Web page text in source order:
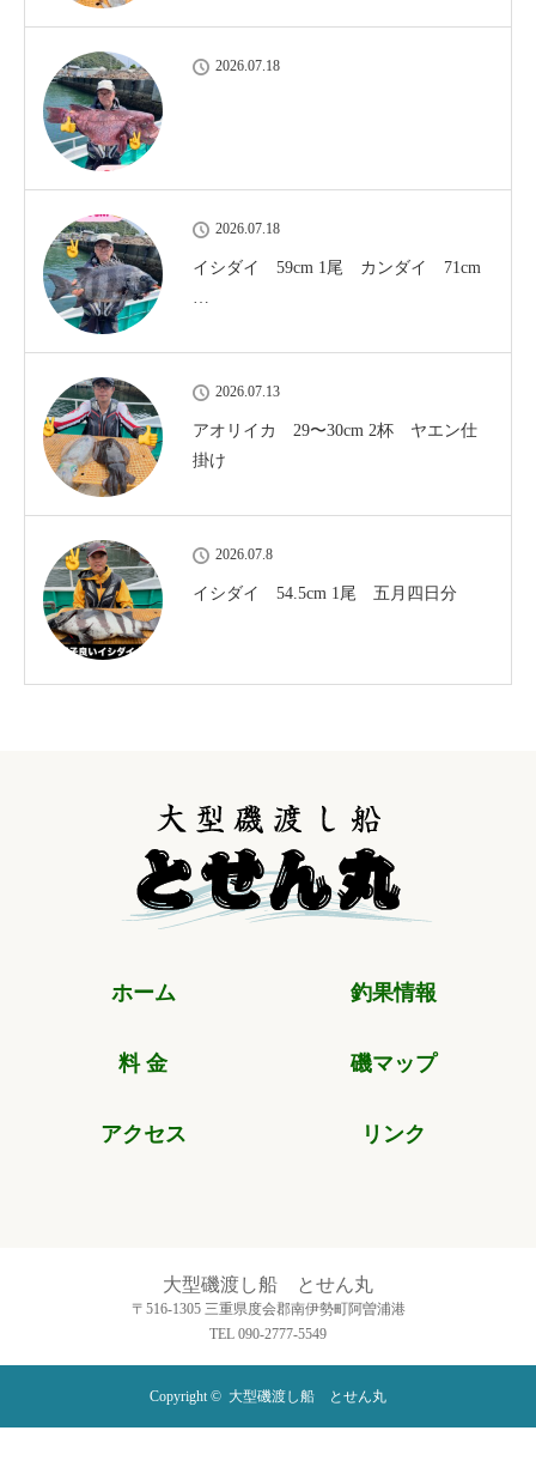
2026.07.18
2026.07.18
イシダイ 59cm 1尾 カンダイ 71cm
…
2026.07.13
アオリイカ 29〜30cm 2杯 ヤエン仕
掛け
2026.07.8
イシダイ 54.5cm 1尾 五月四日分
ホーム 釣果情報
料 金 磯マップ
アクセス リンク
大型磯渡し船 とせん丸
〒516-1305 三重県度会郡南伊勢町阿曽浦港
TEL 090-2777-5549
Copyright © 大型磯渡し船 とせん丸